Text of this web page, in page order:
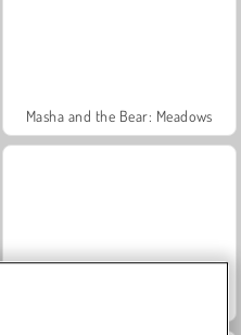
Masha and the Bear: Meadows